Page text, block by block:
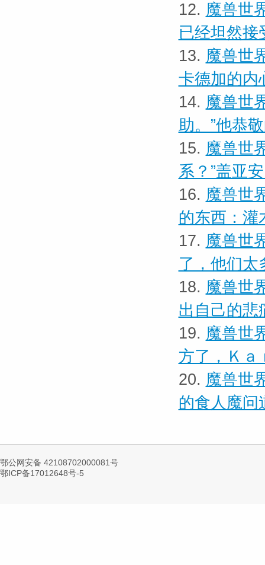
12. 魔兽世
已经坦然接
13. 魔兽世
卡德加的内
14. 魔兽世
助。”他恭
15. 魔兽世
系？”盖亚
16. 魔兽世
的东西：灌
17. 魔兽世
了，他们太
18. 魔兽世
出自己的悲
19. 魔兽世
方了，Ｋａ
20. 魔兽世
的食人魔问
鄂公网安备 42108702000081号
鄂ICP备17012648号-5